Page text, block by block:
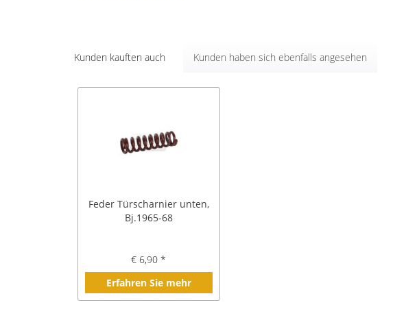
Kunden kauften auch Kunden haben sich ebenfalls angesehen
Feder Türscharnier unten,
Bj.1965-68
€ 6,90 *
Erfahren Sie mehr